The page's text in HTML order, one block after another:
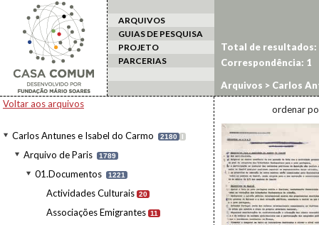
ARQUIVOS
GUIAS DE PESQUISA
PROJETO
PARCERIAS
Voltar aos arquivos
Carlos Antunes e Isabel do Carmo 2180 I
Arquivo de Paris 1789
01.Documentos 1221
Actividades Culturais 20
Associações Emigrantes 11
Total de resultados:
Correspondência: 1
Arquivos > Carlos
Liberdades em
ordenar